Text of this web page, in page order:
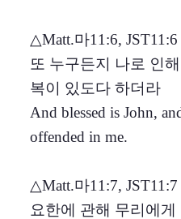
△Matt.마11:6,
또 누구든지 나로 인
복이 있도다 하더라
And blessed is John,
offended in me.
△Matt.마11:7,
요한에 관해 무리에